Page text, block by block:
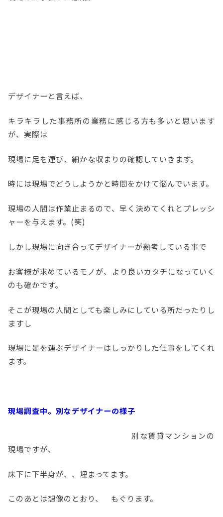
デザイナーと言えば、
キラキラした事務所の業務に感じる方も多いと思います
が、実際は
現場に足を運び、細かな収まりの確認していきます。
時には現場でどうしようかと時間をかけて悩んでいます。
現場の人間は作業止まるので、早く決めてくれとプレッシ
ャーを与えます。(笑)
しかし現場に向き合ってデザイナーが熟考している事で
お客様が求めているモノが、より良いカタチになっていく
のも確かです。
そこが現場の人間としても楽しみにしている所だったりし
ますし
現場に足を運ぶデザイナーはしっかりした仕事をしてくれ
ます。
現場調査中。別なデザイナーの様子
別な賃貸マンションの
現場ですが、
床下に下半身が、、埋まってます。
このあとは想像のとおり、 もぐります。